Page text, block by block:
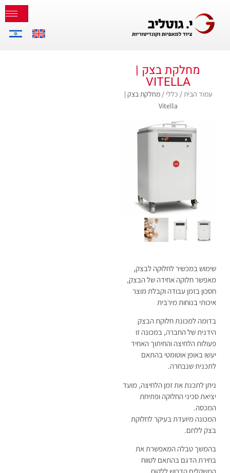
מחלקת בצק |
VITELLA
עמוד הבית/ כללי / מחלקת בצק |
Vitella
שימוש במכשיר לחלוקה לבצק,
מאפשר חלוקה אחידה של הבצק,
חסכון בזמן עבודה וקבלת מוצר
איכותי בנוחות מירבית
בדומה למכונת חלוקת הבצק
הידנית של החברה, במכונה זו
פעולות הלחיצה והחיתוך האחיד
יעשו באופן אוטומטי בהתאם
לתכנית שנבחרה.
ניתן לתכנת את זמן הלחיצה, מועד
יציאת סכיני החלוקה ופתיחת
המכסה.
המכונה מיועדת בעיקר לחלוקת
בצק ללחם.
בהמשך טבלה המאפשרת את
בחירת הדגם בהתאם לטווח